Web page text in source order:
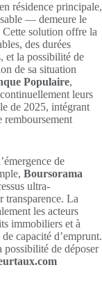
résidence principale,
— demeure le
solution offre la
des durées
et la possibilité de
de sa situation
Populaire,
leurs
de 2025, intégrant
remboursement
de
Boursorama
ultra-
transparence. La
les acteurs
immobiliers et à
capacité d’emprunt.
possibilité de déposer